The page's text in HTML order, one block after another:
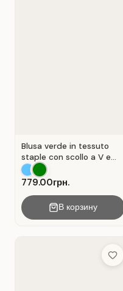
Blusa verde in tessuto
staple con scollo a V e
chiusura a portafoglio.
Verde .
779.00грн.
В корзину